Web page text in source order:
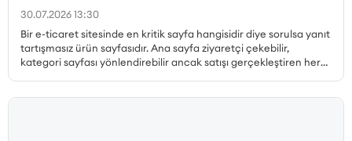
30.07.2026 13:30
Bir e-ticaret sitesinde en kritik sayfa hangisidir diye sorulsa yanıt
tartışmasız ürün sayfasıdır. Ana sayfa ziyaretçi çekebilir,
kategori sayfası yönlendirebilir ancak satışı gerçekleştiren her